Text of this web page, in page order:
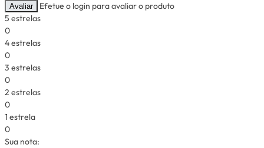
Avaliar
Efetue o login para avaliar o produto
5 estrelas
0
4 estrelas
0
3 estrelas
0
2 estrelas
0
1 estrela
0
Sua nota: